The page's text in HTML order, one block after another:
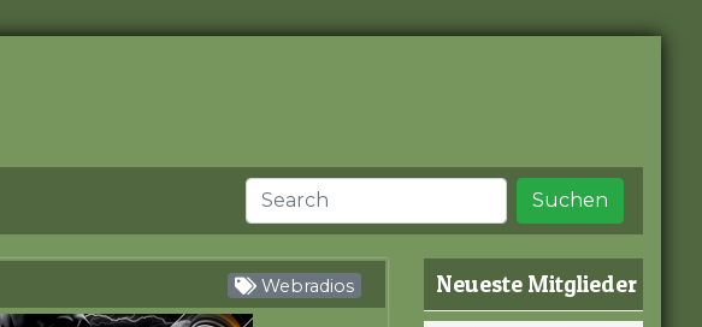
Suchen
Webradios Neueste Mitglieder